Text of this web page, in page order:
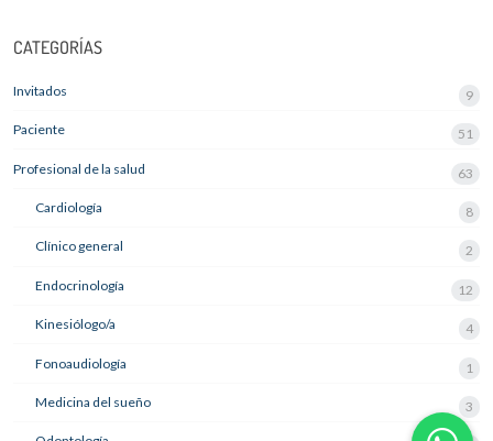
CATEGORÍAS
Invitados 9
Paciente 51
Profesional de la salud 63
Cardiología 8
Clínico general 2
Endocrinología 12
Kinesiólogo/a 4
Fonoaudiología 1
Medicina del sueño 3